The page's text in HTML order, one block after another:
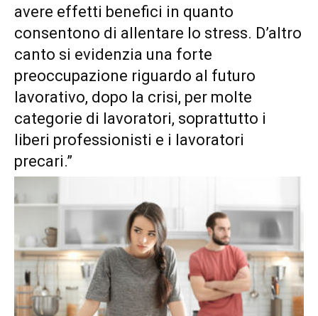
avere effetti benefici in quanto
consentono di allentare lo stress. D’altro
canto si evidenzia una forte
preoccupazione riguardo al futuro
lavorativo, dopo la crisi, per molte
categorie di lavoratori, soprattutto i
liberi professionisti e i lavoratori
precari.”